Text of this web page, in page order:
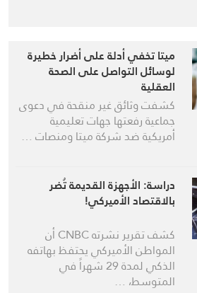
ميتا تخفي أدلة على أضرار خطيرة
لوسائل التواصل على الصحة
العقلية
كشفت وثائق غير منقحة في دعوى
جماعية رفعتها جهات تعليمية
أمريكية ضد شركة ميتا ومنصات …
دراسة: الأجهزة القديمة تُضر
بالاقتصاد الأميركي!
كشف تقرير نشرته CNBC أن
المواطن الأميركي يحتفظ بهاتفه
الذكي لمدة 29 شهراً في
المتوسط، …